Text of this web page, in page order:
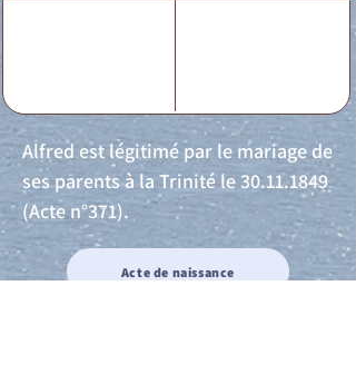
Alfred est légitimé par le mariage de
ses parents à la Trinité le30.11.1849
(Acte n°371).
Acte de naissance